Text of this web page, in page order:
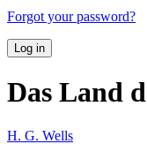
Forgot your password?
Log in
Das Land
H. G. Wells